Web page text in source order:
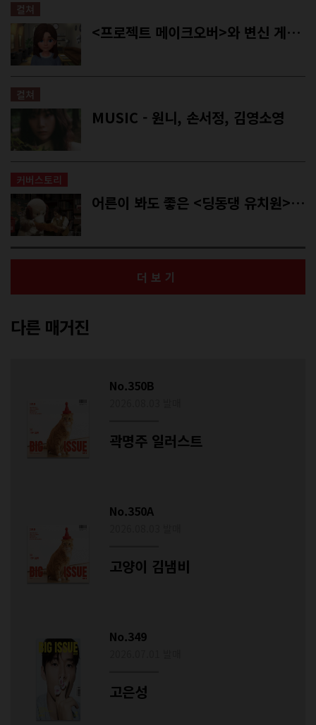
컬쳐
<프로젝트 메이크오버>와 변신 게임들
컬쳐
MUSIC - 원니, 손서정, 김영소영
커버스토리
어른이 봐도 좋은 <딩동댕 유치원> 에피소드
더보기
다른 매거진
No.350B
곽명주 일러스트
No.350A
고양이 김냄비
No.349
고은성